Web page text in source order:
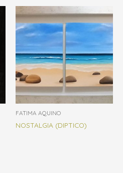
FATIMA AQUINO
NOSTALGIA (DIPTICO)